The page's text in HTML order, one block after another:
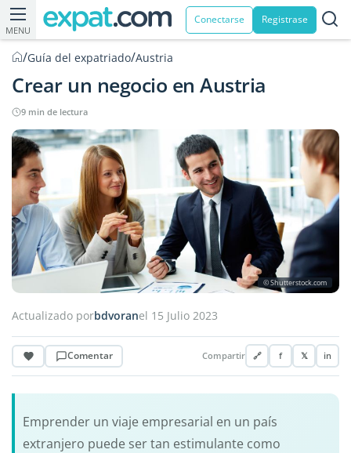
MENU
Conectarse Registrase
/Guía del expatriado/Austria
Crear un negocio en Austria
9 min de lectura
© Shutterstock.com
Actualizado porbdvoranel 15 Julio 2023
Comentar Compartir 🔗 f 𝕏 in
Emprender un viaje empresarial en un país
extranjero puede ser tan estimulante como